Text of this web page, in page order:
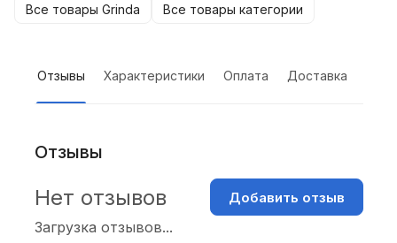
Все товары Grinda Все товары категории
Отзывы Характеристики Оплата Доставка
Отзывы
Загрузка отзывов...
Нет отзывов Добавить отзыв